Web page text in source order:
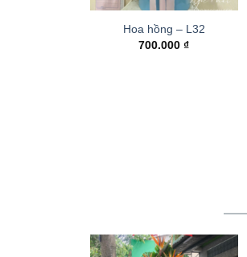
Hoa hồng – L32
700.000₫